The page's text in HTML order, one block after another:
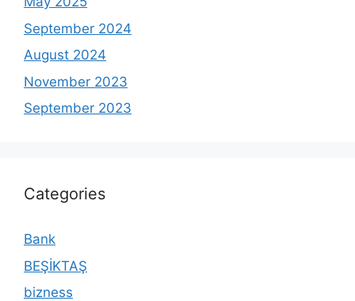
September 2024
August 2024
November 2023
September 2023
Categories
Bank
BEŞİKTAŞ
bizness